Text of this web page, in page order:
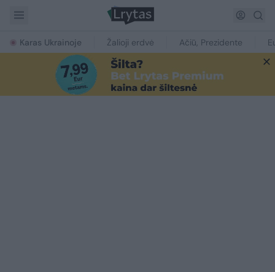
Karas Ukrainoje Žalioji erdvė Ačiū, Prezidente